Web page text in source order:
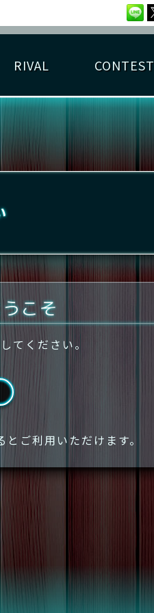
ねんごろチャレンジ
RIVAL
ー検索
CONTEST
大会とは？
こそ
てください。
ご利用いただけます。